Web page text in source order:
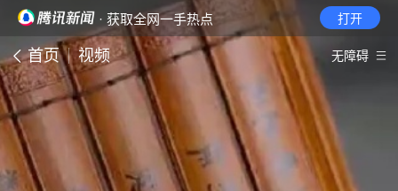
· 获取全网一手热点 打开
首页 视频 无障碍